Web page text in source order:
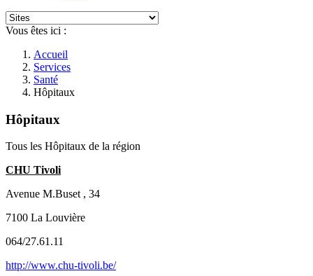
Vous êtes ici :
Accueil
Services
Santé
Hôpitaux
Hôpitaux
Tous les Hôpitaux de la région
CHU Tivoli
Avenue M.Buset , 34
7100 La Louvière
064/27.61.11
http://www.chu-tivoli.be/